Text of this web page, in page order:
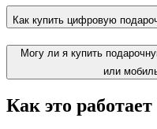
Как купить цифровую
Могу ли я купить
или
Как это работает